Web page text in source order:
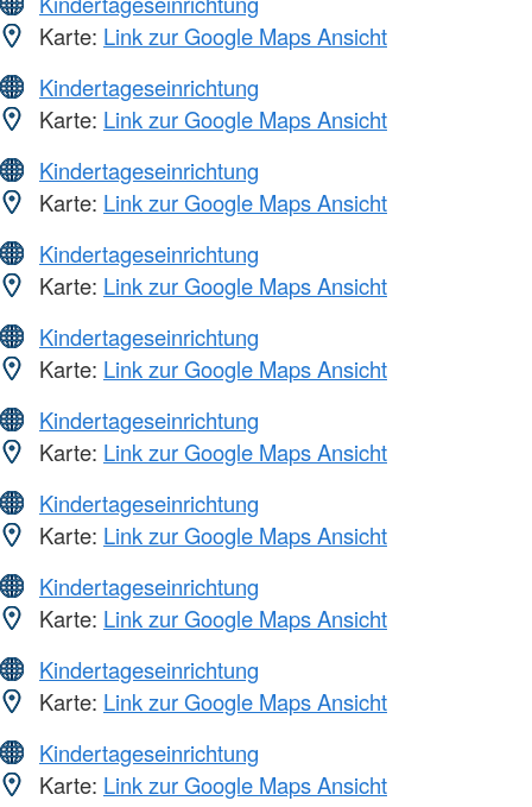
Karte: Link zur Google Maps Ansicht
Kindertageseinrichtung
Karte: Link zur Google Maps Ansicht
Kindertageseinrichtung
Karte: Link zur Google Maps Ansicht
Kindertageseinrichtung
Karte: Link zur Google Maps Ansicht
Kindertageseinrichtung
Karte: Link zur Google Maps Ansicht
Kindertageseinrichtung
Karte: Link zur Google Maps Ansicht
Kindertageseinrichtung
Karte: Link zur Google Maps Ansicht
Kindertageseinrichtung
Karte: Link zur Google Maps Ansicht
Kindertageseinrichtung
Karte: Link zur Google Maps Ansicht
Kindertageseinrichtung
Karte: Link zur Google Maps Ansicht